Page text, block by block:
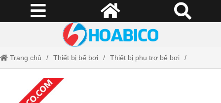
Trang chủ Thiết bị bể bơi Thiết bị phụ trợ bể bơi
Khớp hút vệ sinh bể bơi SPS